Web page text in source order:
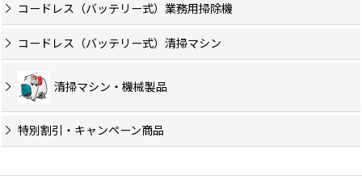
コードレス（バッテリー式）業務用掃除機
コードレス（バッテリー式）清掃マシン
清掃マシン・機械製品
特別割引・キャンペーン商品